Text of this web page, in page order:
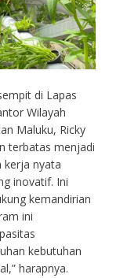
di Lapas
Wilayah
Maluku, Ricky
terbatas menjadi
kerja nyata
inovatif. Ini
kemandirian
ini
kebutuhan
harapnya.